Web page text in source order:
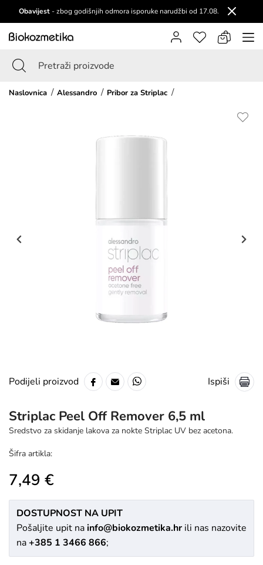
Obavijest - zbog godišnjih odmora isporuke narudžbi od 17.08.
Naslovnica Alessandro Pribor za Striplac
Podijeli proizvod Ispiši
Striplac Peel Off Remover 6,5 ml
Sredstvo za skidanje lakova za nokte Striplac UV bez acetona.
Šifra artikla:
7,49 €
DOSTUPNOST NA UPIT
Pošaljite upit nainfo@biokozmetika.hrili nas nazovite
na+385 1 3466 866;